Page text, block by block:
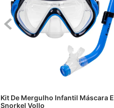
Kit De Mergulho Infantil Máscara E
Snorkel Vollo